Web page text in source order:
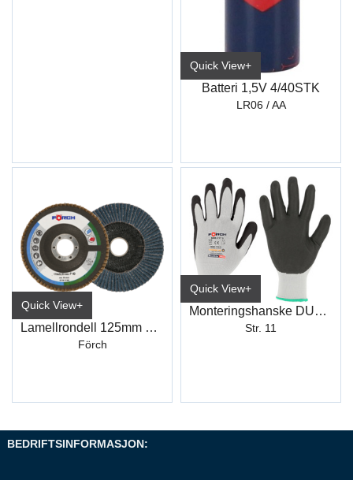
Quick View+
Batteri 1,5V 4/40STK
LR06 / AA
Quick View+
Lamellrondell 125mm K40 (WCD31)
Förch
Quick View+
Monteringshanske DUO-GRIP PLUS
Str. 11
BEDRIFTSINFORMASJON: